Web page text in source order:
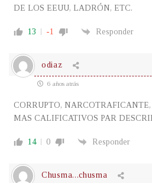
DE LOS EEUU, LADRÓN, ETC.
13 -1 Responder
odiaz
6 años atrás
CORRUPTO,
MAS CALIFICATIVOS PAR
14 0 Responder
Chusma...chusma